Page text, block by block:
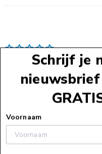
Schrijf je
Voornaam